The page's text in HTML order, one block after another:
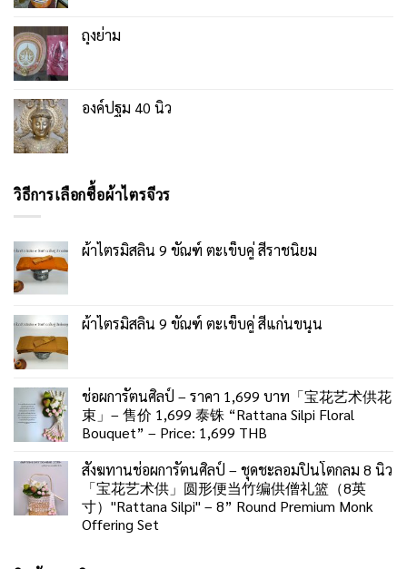
ถุงย่าม
องค์ปฐม 40 นิ้ว
วิธีการเลือกซื้อผ้าไตรจีวร
ผ้าไตรมิสลิน 9 ขัณฑ์ ตะเข็บคู่ สีราชนิยม
ผ้าไตรมิสลิน 9 ขัณฑ์ ตะเข็บคู่ สีแก่นขนุน
ช่อผการัตนศิลป์ – ราคา 1,699 บาท「宝花艺术供花
束」– 售价 1,699 泰铢 “Rattana Silpi Floral
Bouquet” – Price: 1,699 THB
สังฆทานช่อผการัตนศิลป์ – ชุดชะลอมปิ่นโตกลม 8 นิ้ว
「宝花艺术供」圆形便当竹编供僧礼篮（8英
寸）"Rattana Silpi" – 8” Round Premium Monk
Offering Set